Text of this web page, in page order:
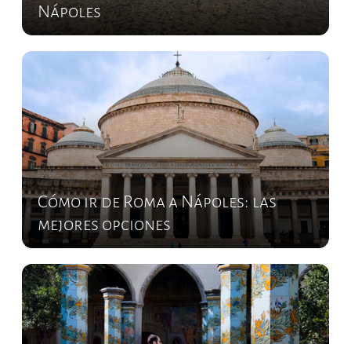
Nápoles
Cómo ir de Roma a Nápoles: las
mejores opciones